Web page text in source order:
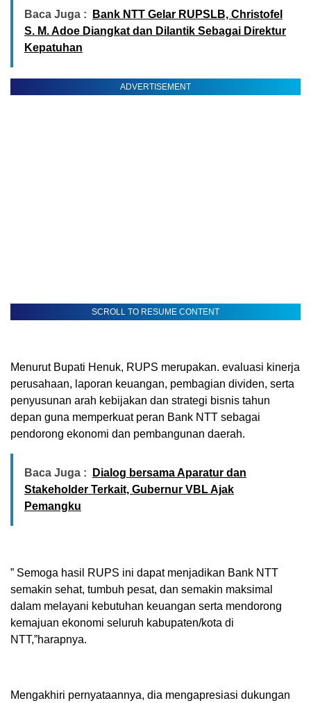
Baca Juga :
Bank NTT Gelar RUPSLB, Christofel
S. M. Adoe Diangkat dan Dilantik Sebagai Direktur
Kepatuhan
ADVERTISEMENT
SCROLL TO RESUME CONTENT
Menurut Bupati Henuk, RUPS merupakan. evaluasi kinerja
perusahaan, laporan keuangan, pembagian dividen, serta
penyusunan arah kebijakan dan strategi bisnis tahun
depan guna memperkuat peran Bank NTT sebagai
pendorong ekonomi dan pembangunan daerah.
Baca Juga :
Dialog bersama Aparatur dan
Stakeholder Terkait, Gubernur VBL Ajak
Pemangku
” Semoga hasil RUPS ini dapat menjadikan Bank NTT
semakin sehat, tumbuh pesat, dan semakin maksimal
dalam melayani kebutuhan keuangan serta mendorong
kemajuan ekonomi seluruh kabupaten/kota di
NTT,”harapnya.
Mengakhiri pernyataannya, dia mengapresiasi dukungan